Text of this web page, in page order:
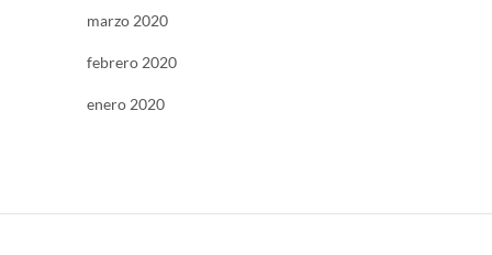
marzo 2020
febrero 2020
enero 2020